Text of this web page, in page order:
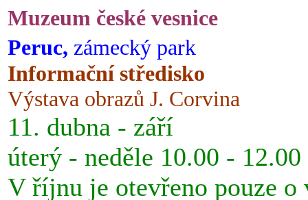
Muzeum české vesnice
Peruc, zámecký park
Informační středisko
Výstava obrazů J. Corvina
11. dubna - září
úterý - neděle 10.00 -
V říjnu je otevřeno pouze o